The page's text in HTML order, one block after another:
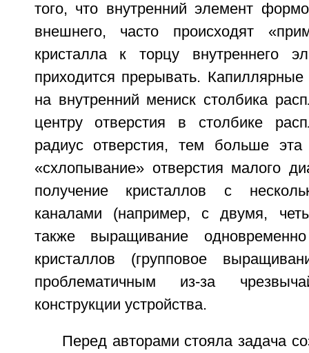
того, что внутренний элемент
внешнего, часто происходят
кристалла к торцу внутреннего
приходится прерывать.
на внутренний мениск столбика
центру отверстия в столбике
радиус отверстия, тем больше
«схлопывание» отверстия малого
получение кристаллов с
каналами (например, с двумя,
также выращивание
кристаллов (групповое
проблематичным из-за
конструкции устройства.
Перед авторами стояла задача